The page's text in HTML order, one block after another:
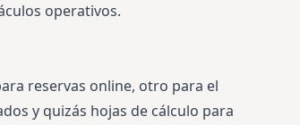
operativos.
reservas online, otro para el
y quizás hojas de cálculo para